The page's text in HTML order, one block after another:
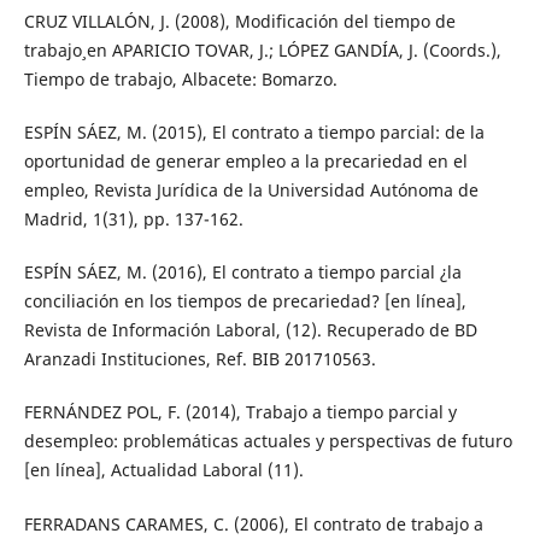
CRUZ VILLALÓN, J. (2008), Modificación del tiempo de
trabajo¸ en APARICIO TOVAR, J.; LÓPEZ GANDÍA, J. (Coords.),
Tiempo de trabajo, Albacete: Bomarzo.
ESPÍN SÁEZ, M. (2015), El contrato a tiempo parcial: de la
oportunidad de generar empleo a la precariedad en el
empleo, Revista Jurídica de la Universidad Autónoma de
Madrid, 1(31), pp. 137-162.
ESPÍN SÁEZ, M. (2016), El contrato a tiempo parcial ¿la
conciliación en los tiempos de precariedad? [en línea],
Revista de Información Laboral, (12). Recuperado de BD
Aranzadi Instituciones, Ref. BIB 201710563.
FERNÁNDEZ POL, F. (2014), Trabajo a tiempo parcial y
desempleo: problemáticas actuales y perspectivas de futuro
[en línea], Actualidad Laboral (11).
FERRADANS CARAMES, C. (2006), El contrato de trabajo a